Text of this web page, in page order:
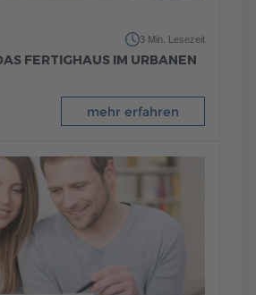
3 Min. Lesezeit
FERTIGHAUS IM URBANEN
mehr erfahren